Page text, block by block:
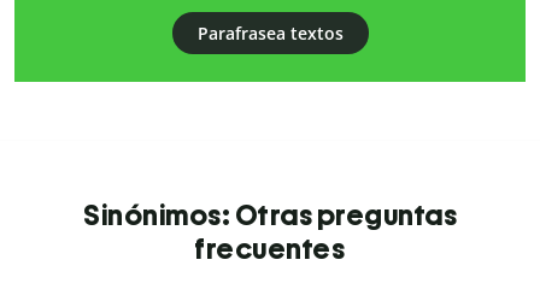
Parafrasea textos
Sinónimos: Otras preguntas
frecuentes